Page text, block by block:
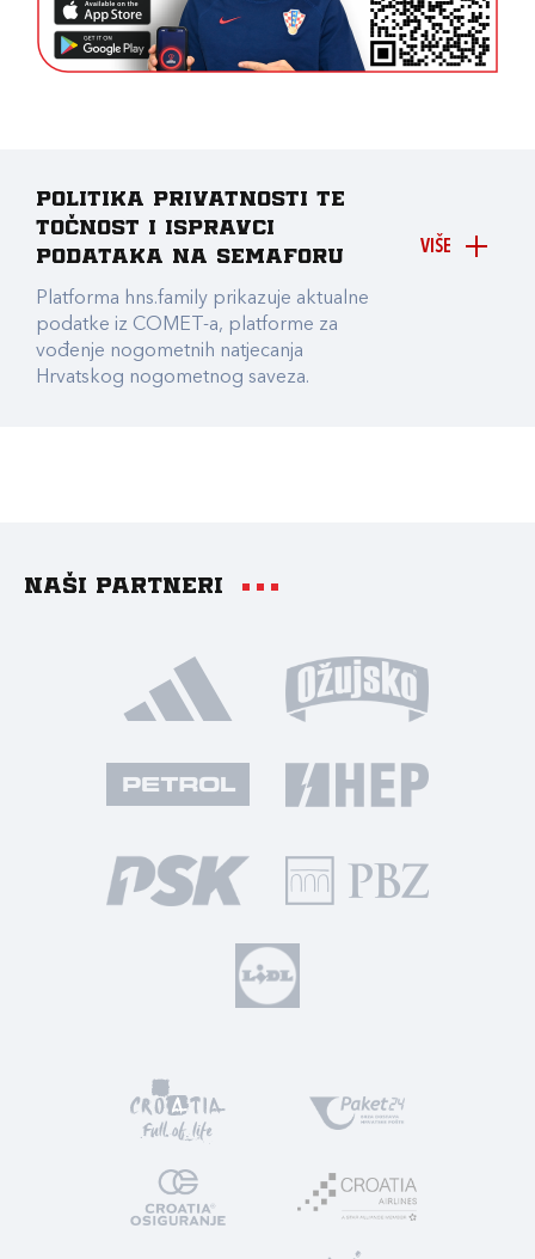
VIŠE
Politika privatnosti te
točnost i ispravci
podataka na Semaforu
Platforma hns.family prikazuje aktualne
podatke iz COMET-a, platforme za
vođenje nogometnih natjecanja
Hrvatskog nogometnog saveza.
Naši partneri